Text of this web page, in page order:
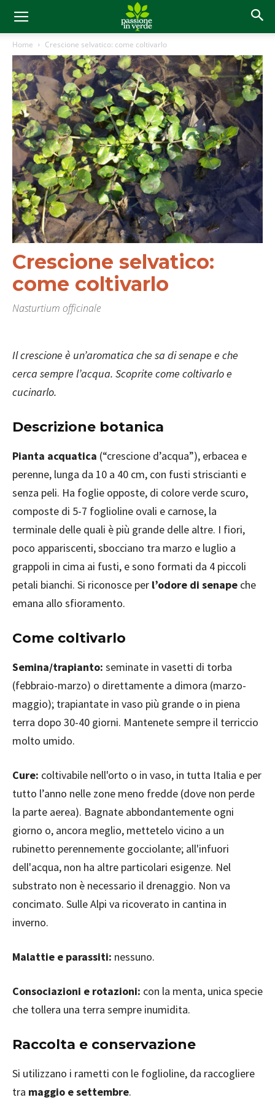
Home Crescione selvatico: come coltivarlo
Crescione selvatico:
come coltivarlo
Nasturtium officinale
Il crescione è un’aromatica che sa di senape e che
cerca sempre l’acqua. Scoprite come coltivarlo e
cucinarlo.
Descrizione botanica
Pianta acquatica (“crescione d’acqua”), erbacea e
perenne, lunga da 10 a 40 cm, con fusti striscianti e
senza peli. Ha foglie opposte, di colore verde scuro,
composte di 5-7 foglioline ovali e carnose, la
terminale delle quali è più grande delle altre. I fiori,
poco appariscenti, sbocciano tra marzo e luglio a
grappoli in cima ai fusti, e sono formati da 4 piccoli
petali bianchi. Si riconosce per l’odore di senape che
emana allo sfioramento.
Come coltivarlo
Semina/trapianto: seminate in vasetti di torba
(febbraio-marzo) o direttamente a dimora (marzo-
maggio); trapiantate in vaso più grande o in piena
terra dopo 30-40 giorni. Mantenete sempre il terriccio
molto umido.
Cure: coltivabile nell'orto o in vaso, in tutta Italia e per
tutto l’anno nelle zone meno fredde (dove non perde
la parte aerea). Bagnate abbondantemente ogni
giorno o, ancora meglio, mettetelo vicino a un
rubinetto perennemente gocciolante; all'infuori
dell'acqua, non ha altre particolari esigenze. Nel
substrato non è necessario il drenaggio. Non va
concimato. Sulle Alpi va ricoverato in cantina in
inverno.
Malattie e parassiti: nessuno.
Consociazioni e rotazioni: con la menta, unica specie
che tollera una terra sempre inumidita.
Raccolta e conservazione
Si utilizzano i rametti con le foglioline, da raccogliere
tra maggio e settembre.